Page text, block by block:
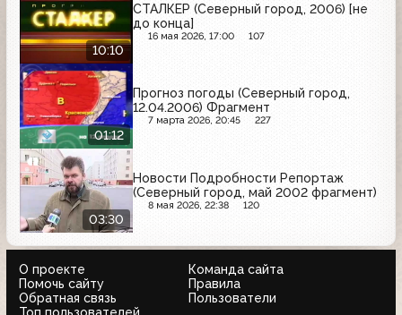
10:10
СТАЛКЕР (Северный город, 2006) [не
до конца]
16 мая 2026, 17:00 107
01:12
Прогноз погоды (Северный город,
12.04.2006) Фрагмент
7 марта 2026, 20:45 227
03:30
Новости Подробности Репортаж
(Северный город, май 2002 фрагмент)
8 мая 2026, 22:38 120
О проекте
Команда сайта
Помочь сайту
Правила
Обратная связь
Пользователи